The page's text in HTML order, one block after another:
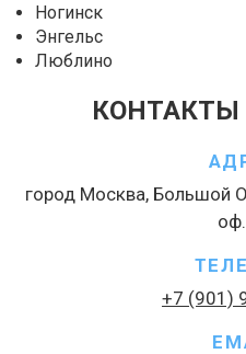
Ногинск
Энгельс
Люблино
+7 (901)
город Москва, Большой